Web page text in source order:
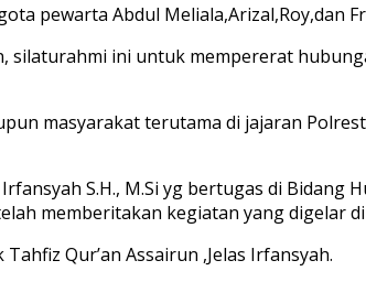
pewarta Abdul Meliala,Arizal,Roy,dan
silaturahmi ini untuk mempererat
masyarakat terutama di jajaran
S.H., M.Si yg bertugas di Bidang
memberitakan kegiatan yang digelar
Qur’an Assairun ,Jelas Irfansyah.